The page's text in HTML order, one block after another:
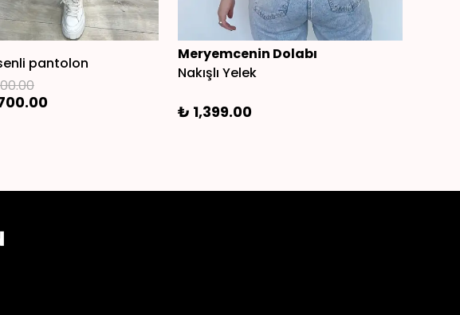
pantolon
Meryemcenin Dolabı
Nakışlı Yelek
₺ 1,399.00